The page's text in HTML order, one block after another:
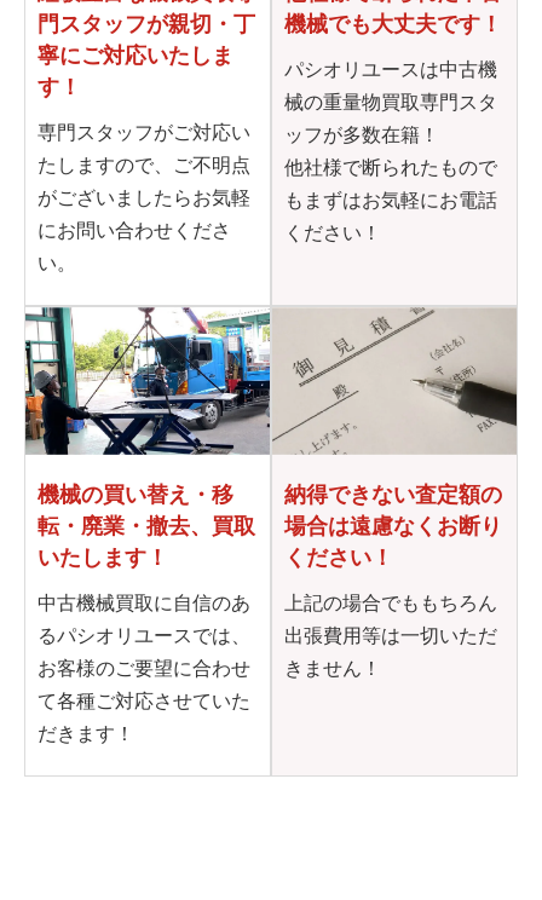
門 スタッフが親切・丁
寧にご対応いたしま
す！
専門スタッフがご対応い
たしますので、ご不明点
がございましたらお気軽
にお問い合わせくださ
い。
機械でも大丈夫です！
パシオリユースは中古機
械の重量物買取専門スタ
ッフが多数在籍！
他社様で断られたもので
もまずはお気軽にお電話
ください！
機械の買い替え・移
転・ 廃業・撤去、買取
いたします！
中古機械買取に自信のあ
るパシオリユースでは、
お客様のご要望に合わせ
て各種ご対応させていた
だきます！
納得できない査定額の
場合は遠慮なくお断り
ください！
上記の場合でももちろん
出張費用等は一切いただ
きません！